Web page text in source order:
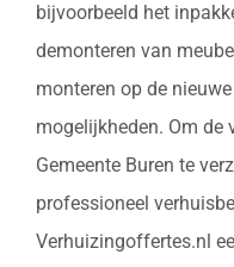
bijvoorbeeld het
demonteren van
monteren op de
mogelijkheden. Om de
Gemeente Buren te
professioneel
Verhuizingoffertes.nl